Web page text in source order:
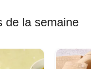
de la semaine